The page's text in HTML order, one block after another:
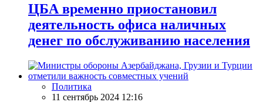
ЦБА временно приостановил
деятельность офиса наличных
денег по обслуживанию населения
Политика
11 сентябрь 2024 12:16